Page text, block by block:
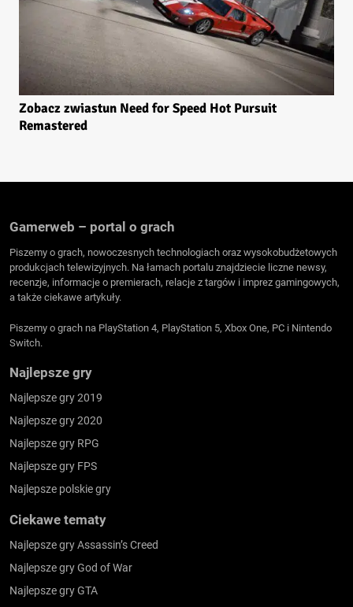
Zobacz zwiastun Need for Speed Hot Pursuit
Remastered
Gamerweb – portal o grach
Piszemy o grach, nowoczesnych technologiach oraz wysokobudżetowych
produkcjach telewizyjnych. Na łamach portalu znajdziecie liczne newsy,
recenzje, informacje o premierach, relacje z targów i imprez gamingowych,
a także ciekawe artykuły.
Piszemy o grach na PlayStation 4, PlayStation 5, Xbox One, PC i Nintendo
Switch.
Najlepsze gry
Najlepsze gry 2019
Najlepsze gry 2020
Najlepsze gry RPG
Najlepsze gry FPS
Najlepsze polskie gry
Ciekawe tematy
Najlepsze gry Assassin’s Creed
Najlepsze gry God of War
Najlepsze gry GTA